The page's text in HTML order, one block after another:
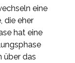
eine
die eher
hat eine
über das